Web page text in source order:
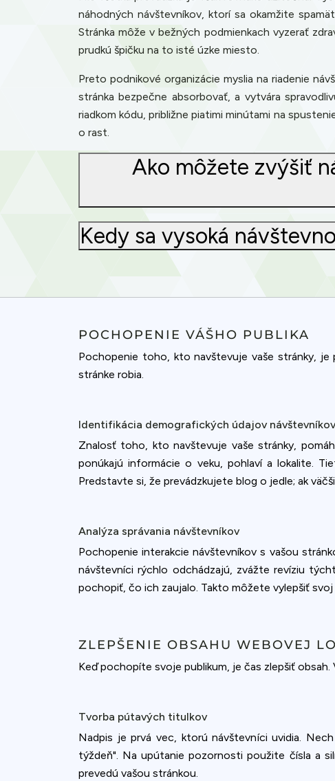
náhodných návštevníkov, ktorí sa okamžite
Stránka môže v bežných podmienkach vyzerať
prudkú špičku na to isté úzke miesto.
Preto podnikové organizácie myslia na riadenie
stránka bezpečne absorbovať, a vytvára
riadkom kódu, približne piatimi minútami na
o rast.
Ako môžete zvýšiť
Kedy sa vysoká
POCHOPENIE VÁŠHO PUBLIKA
Pochopenie toho, kto navštevuje vaše stránky,
stránke robia.
Identifikácia demografických údajov návštevníkov
Znalosť toho, kto navštevuje vaše stránky,
ponúkajú informácie o veku, pohlaví a lokalite.
Predstavte si, že prevádzkujete blog o jedle; ak
Analýza správania návštevníkov
Pochopenie interakcie návštevníkov s vašou
návštevníci rýchlo odchádzajú, zvážte revíziu
pochopiť, čo ich zaujalo. Takto môžete vylepšiť
ZLEPŠENIE OBSAHU WEBOVEJ
Keď pochopíte svoje publikum, je čas zlepšiť
Tvorba pútavých titulkov
Nadpis je prvá vec, ktorú návštevníci uvidia.
týždeň". Na upútanie pozornosti použite čísla a
prevedú vašou stránkou.
Cookies &